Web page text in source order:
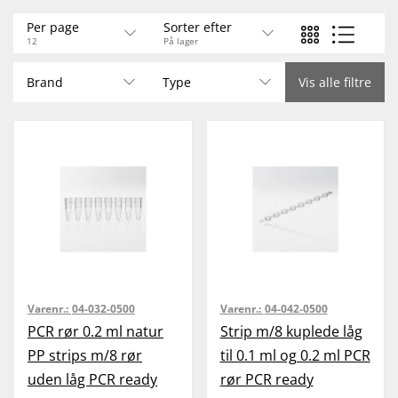
Per page
12
Sorter efter
På lager
Brand Type Vis alle filtre
Varenr.: 04-032-0500
PCR rør 0.2 ml natur
PP strips m/8 rør
uden låg PCR ready
Varenr.: 04-042-0500
Strip m/8 kuplede låg
til 0.1 ml og 0.2 ml PCR
rør PCR ready